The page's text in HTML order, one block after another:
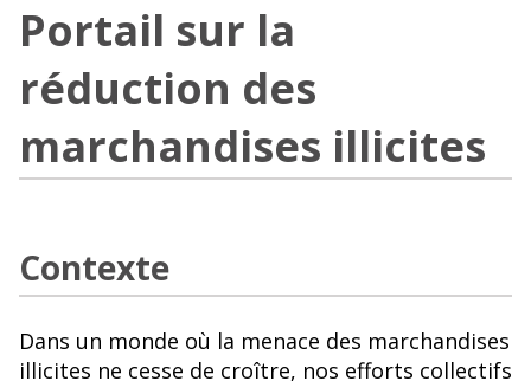
Portail sur la
réduction des
marchandises illicites
Contexte
Dans un monde où la menace des marchandises
illicites ne cesse de croître, nos efforts collectifs